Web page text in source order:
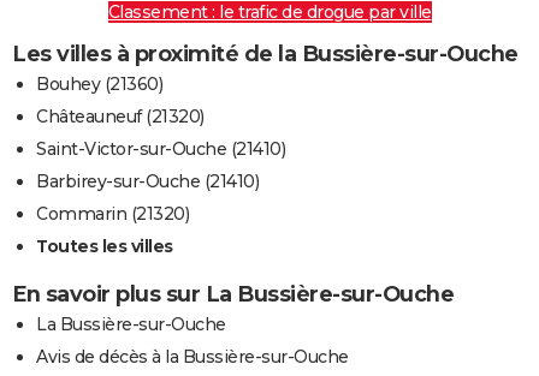
Classement : le trafic de drogue par ville
Les villes à proximité de la Bussière-sur-Ouche
Bouhey (21360)
Châteauneuf (21320)
Saint-Victor-sur-Ouche (21410)
Barbirey-sur-Ouche (21410)
Commarin (21320)
Toutes les villes
En savoir plus sur La Bussière-sur-Ouche
La Bussière-sur-Ouche
Avis de décès à la Bussière-sur-Ouche